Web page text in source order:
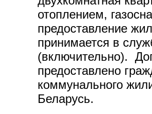
отоплением,
предоставление
принимается в
(включительно).
предоставлено
коммунального
Беларусь.